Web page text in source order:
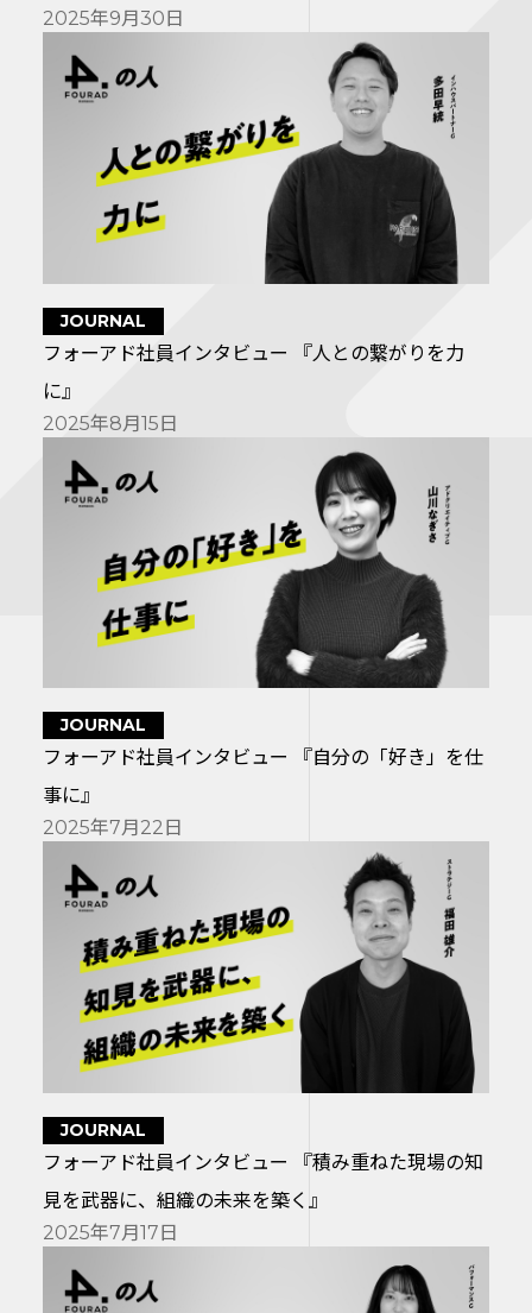
2025年9月30日
JOURNAL
フォーアド社員インタビュー 『人との繋がりを力
に』
2025年8月15日
JOURNAL
フォーアド社員インタビュー 『自分の「好き」を仕
事に』
2025年7月22日
JOURNAL
フォーアド社員インタビュー 『積み重ねた現場の知
見を武器に、組織の未来を築く』
2025年7月17日